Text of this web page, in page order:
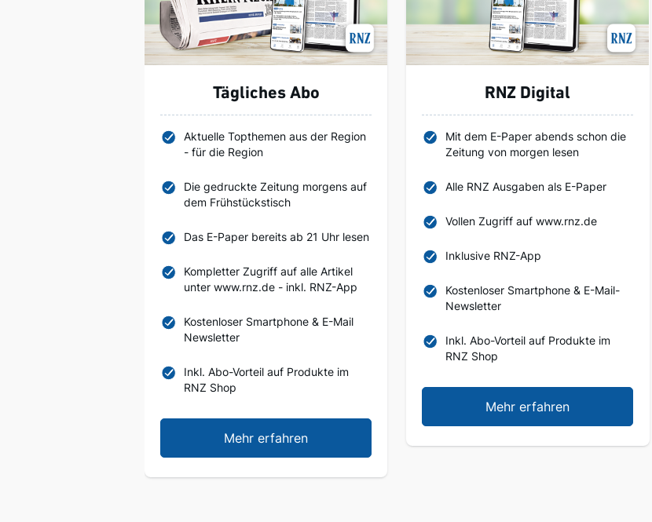
Tägliches Abo
Aktuelle Topthemen aus der Region
- für die Region
Die gedruckte Zeitung morgens auf
dem Frühstückstisch
Das E-Paper bereits ab 21 Uhr lesen
Kompletter Zugriff auf alle Artikel
unter www.rnz.de - inkl. RNZ-App
Kostenloser Smartphone & E-Mail
Newsletter
Inkl. Abo-Vorteil auf Produkte im
RNZ Shop
Mehr erfahren
RNZ Digital
Mit dem E-Paper abends schon die
Zeitung von morgen lesen
Alle RNZ Ausgaben als E-Paper
Vollen Zugriff auf www.rnz.de
Inklusive RNZ-App
Kostenloser Smartphone & E-Mail-
Newsletter
Inkl. Abo-Vorteil auf Produkte im
RNZ Shop
Mehr erfahren